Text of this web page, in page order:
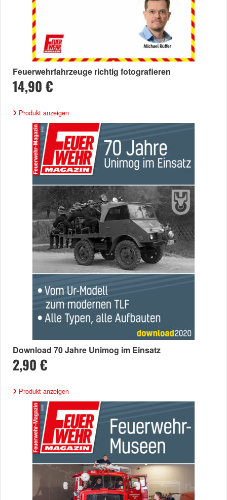
Feuerwehrfahrzeuge richtig fotografieren
14,90 €
Produkt anzeigen
Download 70 Jahre Unimog im Einsatz
2,90 €
Produkt anzeigen